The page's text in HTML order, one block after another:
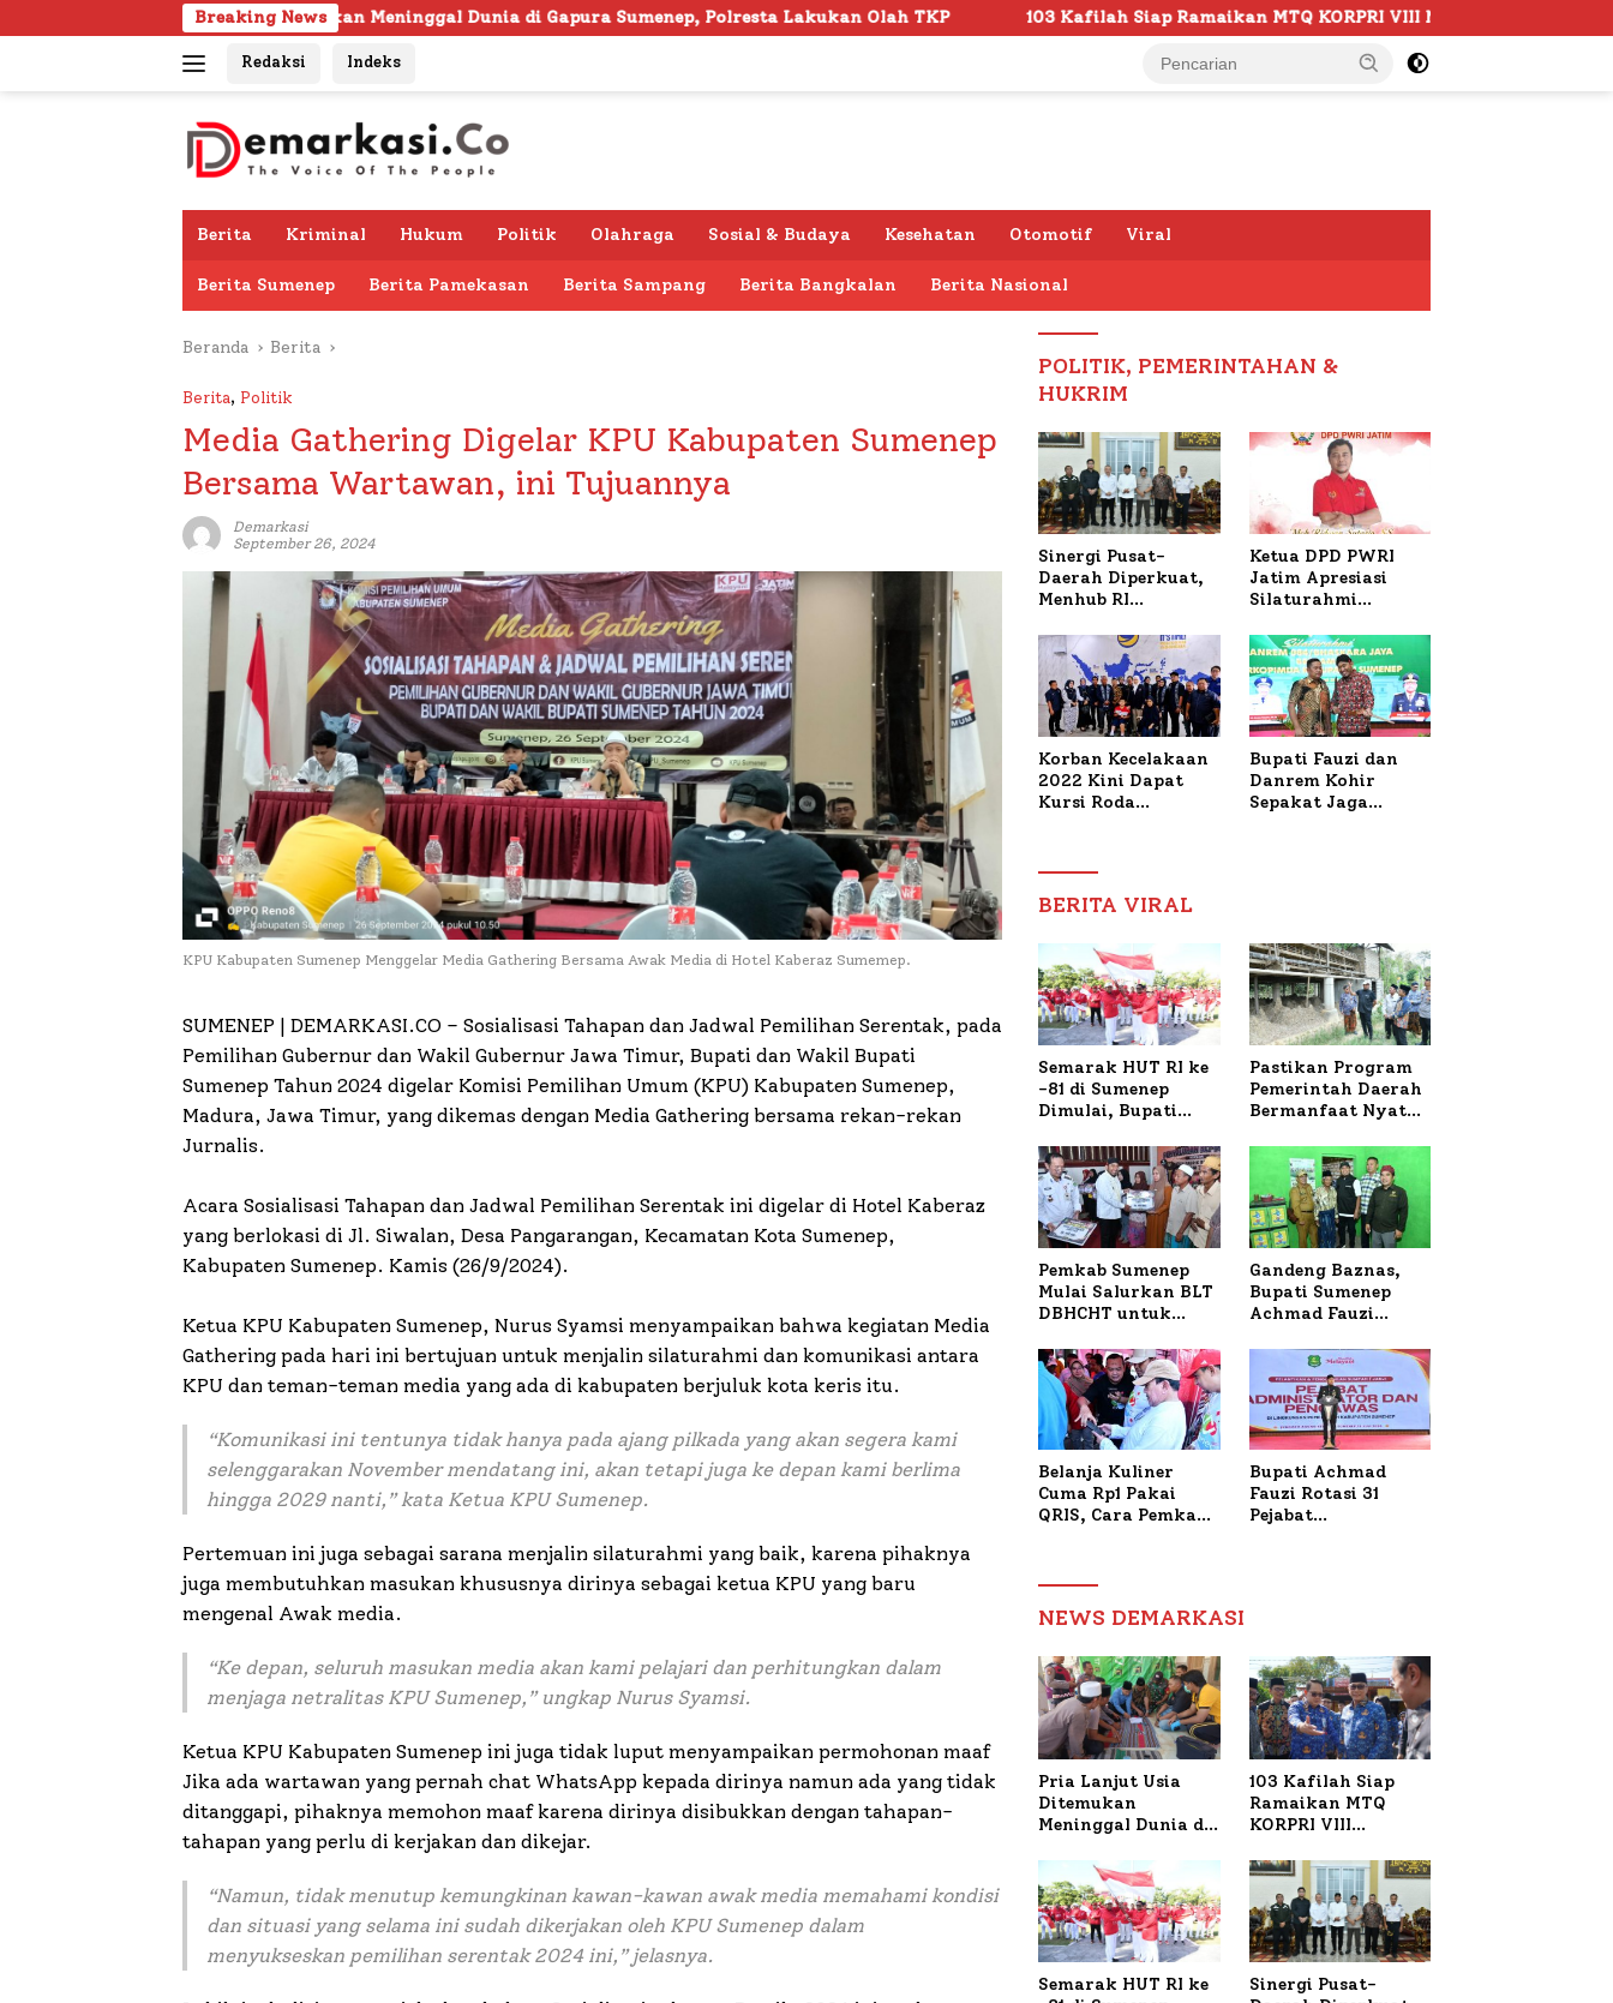
ke
Breaking News
Usia Ditemukan Meninggal Dunia di Gapura Sumenep, Polresta Lakukan Olah TKP 103 Kafilah Siap Ramaikan MTQ KORPRI VIII Nasional di Sulsel, 1.024 Peserta Terdaftar
Redaksi Indeks
Berita Kriminal Hukum Politik Olahraga Sosial & Budaya Kesehatan Otomotif Viral
Berita Sumenep Berita Pamekasan Berita Sampang Berita Bangkalan Berita Nasional
Beranda Berita
Berita, Politik
Media Gathering Digelar KPU Kabupaten Sumenep
Bersama Wartawan, ini Tujuannya
Demarkasi
September 26, 2024
KPU Kabupaten Sumenep Menggelar Media Gathering Bersama Awak Media di Hotel Kaberaz Sumemep.
SUMENEP | DEMARKASI.CO – Sosialisasi Tahapan dan Jadwal Pemilihan Serentak, pada
Pemilihan Gubernur dan Wakil Gubernur Jawa Timur, Bupati dan Wakil Bupati
Sumenep Tahun 2024 digelar Komisi Pemilihan Umum (KPU) Kabupaten Sumenep,
Madura, Jawa Timur, yang dikemas dengan Media Gathering bersama rekan-rekan
Jurnalis.
Acara Sosialisasi Tahapan dan Jadwal Pemilihan Serentak ini digelar di Hotel Kaberaz
yang berlokasi di Jl. Siwalan, Desa Pangarangan, Kecamatan Kota Sumenep,
Kabupaten Sumenep. Kamis (26/9/2024).
Ketua KPU Kabupaten Sumenep, Nurus Syamsi menyampaikan bahwa kegiatan Media
Gathering pada hari ini bertujuan untuk menjalin silaturahmi dan komunikasi antara
KPU dan teman-teman media yang ada di kabupaten berjuluk kota keris itu.
“Komunikasi ini tentunya tidak hanya pada ajang pilkada yang akan segera kami
selenggarakan November mendatang ini, akan tetapi juga ke depan kami berlima
hingga 2029 nanti,” kata Ketua KPU Sumenep.
Pertemuan ini juga sebagai sarana menjalin silaturahmi yang baik, karena pihaknya
juga membutuhkan masukan khususnya dirinya sebagai ketua KPU yang baru
mengenal Awak media.
“Ke depan, seluruh masukan media akan kami pelajari dan perhitungkan dalam
menjaga netralitas KPU Sumenep,” ungkap Nurus Syamsi.
Ketua KPU Kabupaten Sumenep ini juga tidak luput menyampaikan permohonan maaf
Jika ada wartawan yang pernah chat WhatsApp kepada dirinya namun ada yang tidak
ditanggapi, pihaknya memohon maaf karena dirinya disibukkan dengan tahapan-
tahapan yang perlu di kerjakan dan dikejar.
“Namun, tidak menutup kemungkinan kawan-kawan awak media memahami kondisi
dan situasi yang selama ini sudah dikerjakan oleh KPU Sumenep dalam
menyukseskan pemilihan serentak 2024 ini,” jelasnya.
POLITIK, PEMERINTAHAN &
HUKRIM
Sinergi Pusat-
Daerah Diperkuat,
Menhub RI
Sumenep Bahas
Penanganan KM
Mutiara Sentosa II
Ketua DPD PWRI
Jatim Apresiasi
Silaturahmi
dan PWRI, Sebut
Kemitraan Ideal
Polri-Pers
Korban Kecelakaan
2022 Kini Dapat
Kursi Roda
Komitmen
Pengobatan Nabil
Bupati Fauzi dan
Danrem Kohir
Sepakat Jaga
BERITA VIRAL
Semarak HUT RI ke
-81 di Sumenep
Dimulai, Bupati
Doa untuk Korban
Kapal Terbakar
Pastikan Program
Pemerintah Daerah
Bermanfaat Nyata
Bupati Sumenep
Tinjau Langsung
Budidaya Lele dan
Ayam Petelur di
Desa Bataal Timur
Pemkab Sumenep
Mulai Salurkan BLT
DBHCHT untuk
Tani Tembakau
Gandeng Baznas,
Bupati Sumenep
Achmad Fauzi
Serahkan Bantuan
Bedah RTLH di Dua
Kecamatan
Belanja Kuliner
Cuma Rp1 Pakai
QRIS, Cara Pemkab
Bupati Achmad
Fauzi Rotasi 31
Pejabat
NEWS DEMARKASI
Pria Lanjut Usia
Ditemukan
Meninggal Dunia di
Polresta Lakukan
Olah TKP
103 Kafilah Siap
Ramaikan MTQ
KORPRI VIII
1.024 Peserta
Terdaftar
Semarak HUT RI ke
Sinergi Pusat-